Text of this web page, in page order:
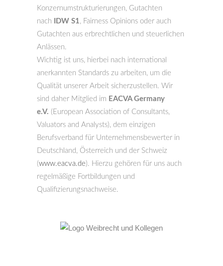
Konzernumstrukturierungen, Gutachten
nach
IDW S1, Fairness Opinions oder auch
Gutachten aus erbrechtlichen und steuerlichen
Anlässen.
Wichtig ist uns, hierbei nach international
anerkannten Standards zu arbeiten, um die
Qualität unserer Arbeit sicherzustellen. Wir
sind daher Mitglied im EACVA Germany
e.V. (European Association of Consultants,
Valuators and Analysts), dem einzigen
Berufsverband für Unternehmensbewerter in
Deutschland, Österreich und der Schweiz
(www.eacva.de). Hierzu gehören für uns auch
regelmäßige Fortbildungen und
Qualifizierungsnachweise.